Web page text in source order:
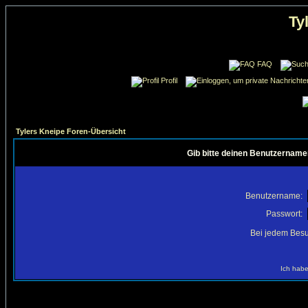
FAQ
Profil
Tylers Kneipe Foren-Übersicht
Gib bitte deinen
Benutzername:
Passwort:
Bei jedem
Ich